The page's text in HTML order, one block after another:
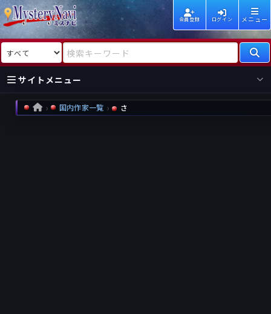
会員登録 ログイン メニュー
検索対象 検索キーワード
サイトメニュー
国内
海外
HOME 国内作家一覧 さ